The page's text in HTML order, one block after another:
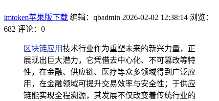
imtoken苹果版下载 编辑：qbadmin 2026-02-02 12:38:14 浏览：
682 评论：0
区块链应用技术行业作为重塑未来的新兴力量，正
展现出巨大潜力，它凭借去中心化、不可篡改等特
性，在金融、供应链、医疗等众多领域得到广泛应
用，在金融领域可提升交易效率与安全性；于供应
链能实现全程溯源，其发展不仅改变着传统行业的